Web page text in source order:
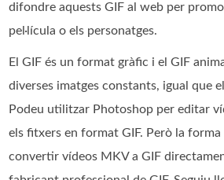
difondre aquests GIF al web per
pel·lícula o els personatges.
El GIF és un format gràfic i el GIF
diverses imatges constants, igual que
Podeu utilitzar Photoshop per editar
els fitxers en format GIF. Però la forma
convertir vídeos MKV a GIF